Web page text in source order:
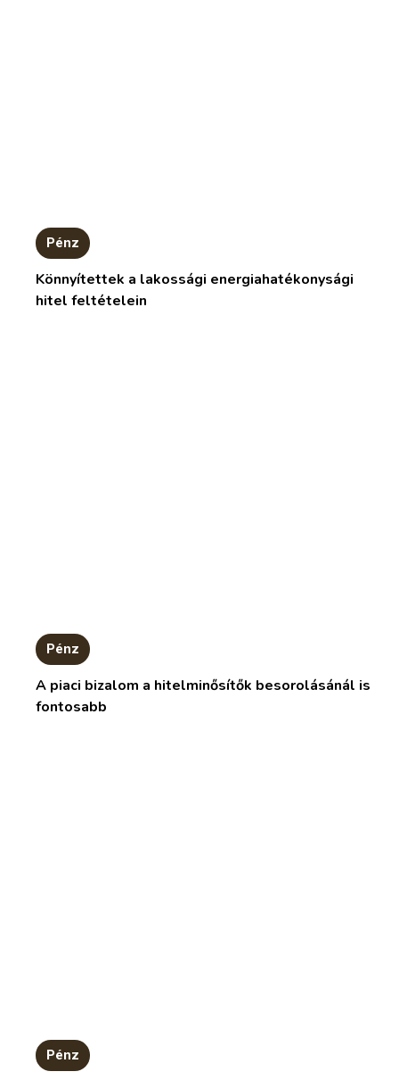
Pénz
Könnyítettek a lakossági energiahatékonysági
hitel feltételein
Pénz
A piaci bizalom a hitelminősítők besorolásánál is
fontosabb
Pénz